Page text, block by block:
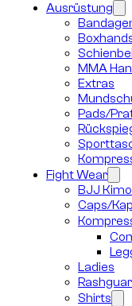
Ausrüstung
MMA
Extras
Pads/
Fight Wear
BJJ
Caps/
Ladies
Shirts